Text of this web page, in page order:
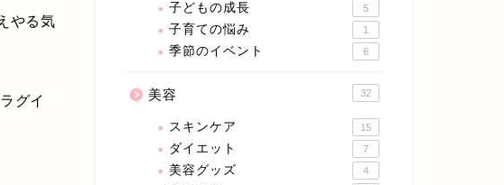
やる気
グイ
子どもの成長 5
子育ての悩み 1
季節のイベント 6
美容 32
スキンケア 15
ダイエット 7
美容グッズ 4